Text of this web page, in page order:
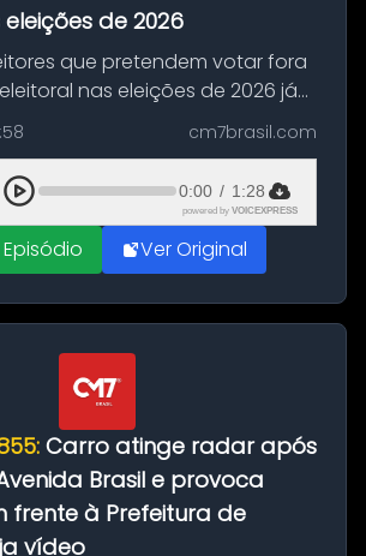
de 2026
que pretendem votar fora
nas eleições de 2026 já
o voto em trânsito a partir
feira (20). O pedido pode ser
ag...
cm7brasil.com
0:00 / 1:28
powered by VOICEXPRESS
Ver Original
Carro atinge radar após
Brasil e provoca
frente à Prefeitura de
vídeo